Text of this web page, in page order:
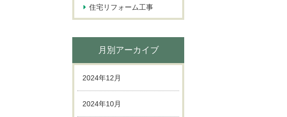
住宅リフォーム工事
月別アーカイブ
2024年12月
2024年10月